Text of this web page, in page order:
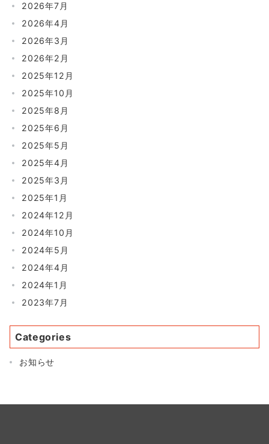
2026年7月
2026年4月
2026年3月
2026年2月
2025年12月
2025年10月
2025年8月
2025年6月
2025年5月
2025年4月
2025年3月
2025年1月
2024年12月
2024年10月
2024年5月
2024年4月
2024年1月
2023年7月
Categories
お知らせ